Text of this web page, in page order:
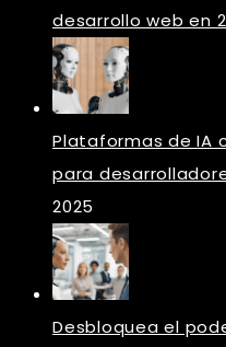
desarrollo web en
Plataformas de IA
para
2025
Desbloquea el